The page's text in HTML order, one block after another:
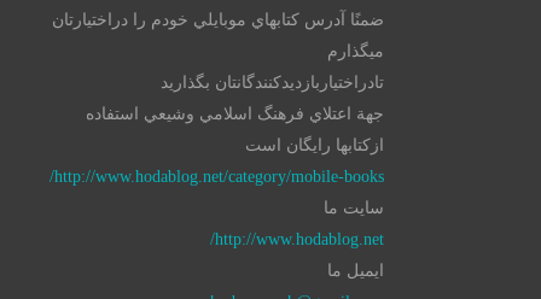
ضمنًا آدرس كتابهاي موبايلي خودم را دراختيارتان
ميگذارم
تادراختياربازديدكنندگانتان بگذاريد
جهة اعتلاي فرهنگ اسلامي وشيعي استفاده
ازكتابها رايگان است
http://www.hodablog.net/category/mobile-books/
سايت ما
http://www.hodablog.net/
ايميل ما